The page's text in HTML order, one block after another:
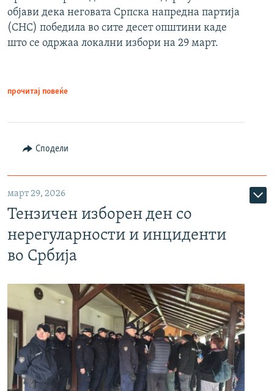
објави дека неговата Српска напредна партија
(СНС) победила во сите десет општини каде
што се одржаа локални избори на 29 март.
прочитај повеќе
Сподели
март 29, 2026
Тензичен изборен ден со
нерегуларности и инциденти
во Србија